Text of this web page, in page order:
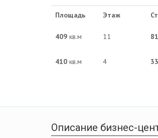
Площадь Этаж
409 кв.м 11
410 кв.м 4
Описание бизнес-